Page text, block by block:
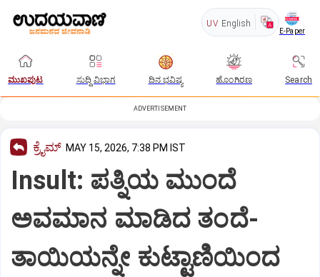
UV English
E-Paper
ಮುಖಪುಟ ಸುದ್ದಿ ವಿಭಾಗ ದಿನ ಭವಿಷ್ಯ ಹೊಂಗಿರಣ Search
ADVERTISEMENT
ಕ್ರೈಮ್ MAY 15, 2026, 7:38 PM IST
Insult: ಪತ್ನಿಯ ಮುಂದೆ
ಅವಮಾನ ಮಾಡಿದ ತಂದೆ-
ತಾಯಿಯನ್ನೇ ಕುಟ್ಟಾಣಿಯಿಂದ